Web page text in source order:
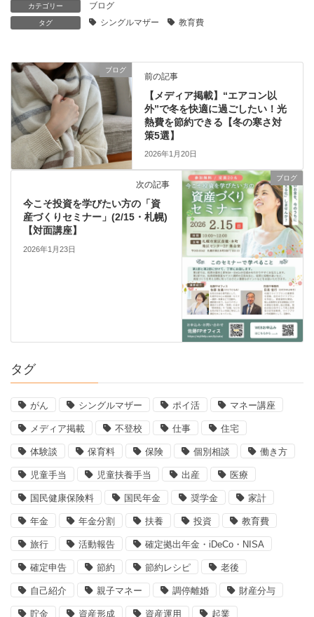
カテゴリー ブログ
タグ シングルマザー 教育費
ブログ
前の記事
【メディア掲載】“エアコン以
外”で冬を快適に過ごしたい！光
熱費を節約できる【冬の寒さ対
策5選】
2026年1月20日
ブログ
次の記事
今こそ投資を学びたい方の「資
産づくりセミナー」(2/15・札幌)
【対面講座】
2026年1月23日
タグ
がん シングルマザー ポイ活 マネー講座
メディア掲載 不登校 仕事 住宅
体験談 保育料 保険 個別相談 働き方
児童手当 児童扶養手当 出産 医療
国民健康保険料 国民年金 奨学金 家計
年金 年金分割 扶養 投資 教育費
旅行 活動報告 確定拠出年金・iDeCo・NISA
確定申告 節約 節約レシピ 老後
自己紹介 親子マネー 調停離婚 財産分与
貯金 資産形成 資産運用 起業